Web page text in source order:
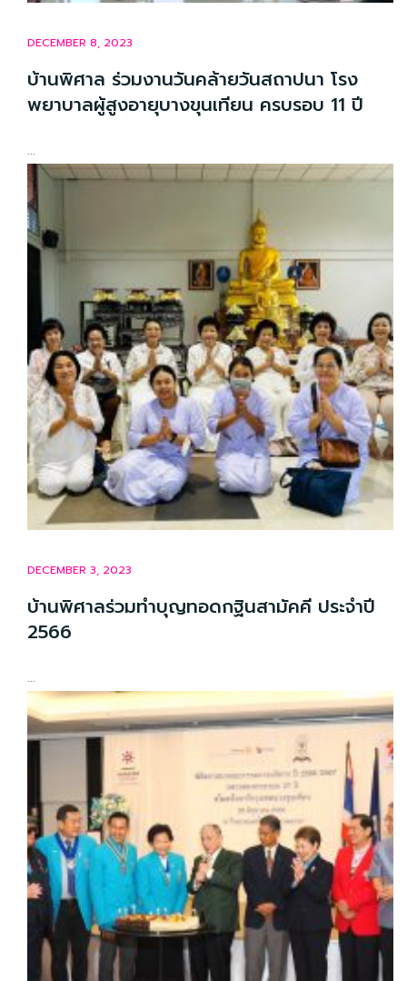
DECEMBER 8, 2023
บ้านพิศาล ร่วมงานวันคล้ายวันสถาปนา โรง
พยาบาลผู้สูงอายุบางขุนเทียน ครบรอบ 11 ปี
...
DECEMBER 3, 2023
บ้านพิศาลร่วมทำบุญทอดกฐินสามัคคี ประจำปี
2566
...